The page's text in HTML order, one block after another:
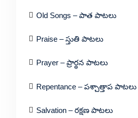
Old Songs – పాత పాటలు
Praise – స్తుతి పాటలు
Prayer – ప్రార్థన పాటలు
Repentance – పశ్చాత్తాప పాటలు
Salvation – రక్షణ పాటలు